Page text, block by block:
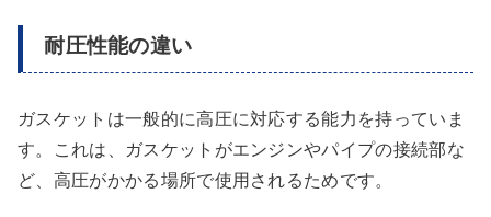
耐圧性能の違い
ガスケットは一般的に高圧に対応する能力を持っていま
す。これは、ガスケットがエンジンやパイプの接続部な
ど、高圧がかかる場所で使用されるためです。